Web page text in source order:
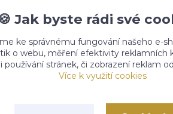
POLIKLINIKA
Jak byste rádi své
ke správnému fungování našeho e-
o webu, měření efektivity reklamních
stránek, či zobrazení reklam
Více k využití cookies